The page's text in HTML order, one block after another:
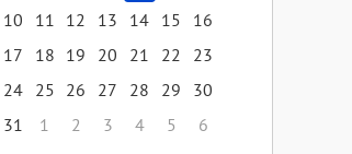
10
11 12 13 14 15
16
17
18 19 20 21 22
23
24 25 26 27 28 29
30
31
1 2 3 4 5 6